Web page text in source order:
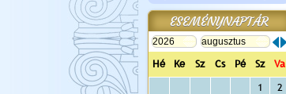
ESEMÉNYNAPTÁR
Hé Ke Sz Cs Pé Sz
Va
1
2